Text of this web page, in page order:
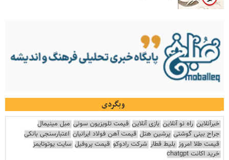
وبگردی
خبرآنلاین راه نو آنلاین بازی آنلاین قیمت تلویزیون سونی مبل مینیمال
جراح بینی گوشتی پرشین هتل قیمت آهن فولاد ایرانیان اعتبارسنجی بانکی
قیمت طلا امروز بلیط قطار شرکت رادوکو قیمت پروفیل سایت یوتوتایمز
خرید اکانت chatgpt